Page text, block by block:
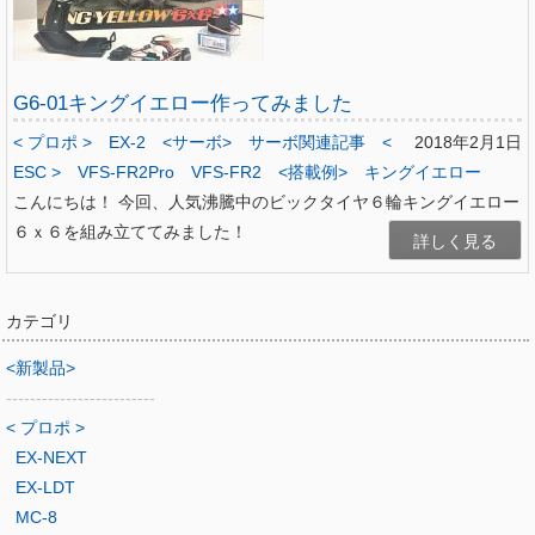
G6-01キングイエロー作ってみました
2018年2月1日
< プロポ > EX-2 <サーボ> サーボ関連記事
<
ESC >
VFS-FR2Pro VFS-FR2 <搭載例>
キングイエロー
こんにちは！ 今回、人気沸騰中のビックタイヤ６輪キングイエロー
６ｘ６を組み立ててみました！
詳しく見る
カテゴリ
<新製品>
-------------------------
< プロポ >
EX-NEXT
EX-LDT
MC-8